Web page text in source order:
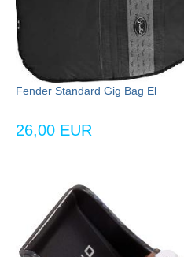
Fender Standard Gig Bag El
26,00 EUR